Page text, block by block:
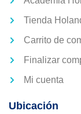
Tienda
Carrito de
Finalizar
Mi cuenta
Ubicación